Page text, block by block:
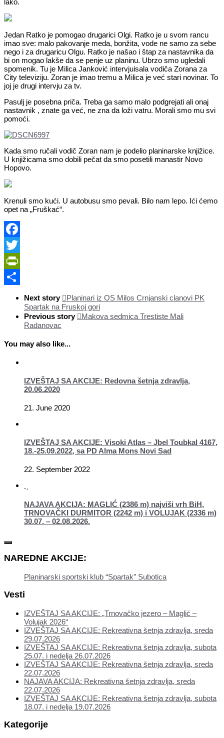
lako.
Jedan Ratko je pomogao drugarici Olgi. Ratko je u svom rancu
imao sve: malo pakovanje meda, bonžita, vode ne samo za sebe
nego i za drugaricu Olgu. Ratko je našao i štap za nastavnika da
bi on mogao lakše da se penje uz planinu. Ubrzo smo ugledali
spomenik. Tu je Milica Janković intervjuisala vodiča Zorana za
City televiziju. Zoran je imao tremu a Milica je već stari novinar. To
joj je drugi intervju za tv.
Pasulj je posebna priča. Treba ga samo malo podgrejati ali onaj
nastavnik , znate ga već, ne zna da loži vatru. Morali smo mu svi
pomoći.
Kada smo ručali vodič Zoran nam je podelio planinarske knjižice.
U knjižicama smo dobili pečat da smo posetili manastir Novo
Hopovo.
Krenuli smo kući. U autobusu smo pevali. Bilo nam lepo. Ići ćemo
opet na „Fruškać“.
Facebook
Twitter
PrintFriendly
Next story
Planinari iz OS Milos Crnjanski clanovi PK
Spartak na Fruskoj gori
Previous story
Makova sedmica Trestiste Mali
Radanovac
You may also like...
IZVEŠTAJ SA AKCIJE: Redovna šetnja zdravlja,
20.06.2020
21. June 2020
IZVEŠTAJ SA AKCIJE: Visoki Atlas – Jbel Toubkal 4167,
18.-25.09.2022, sa PD Alma Mons Novi Sad
22. September 2022
NAJAVA AKCIJA: MAGLIĆ (2386 m) najviši vrh BiH,
TRNOVAČKI DURMITOR (2242 m) i VOLUJAK (2336 m)
30.07. – 02.08.2026.
NAREDNE AKCIJE:
Planinarski sportski klub “Spartak” Subotica
Vesti
IZVEŠTAJ SA AKCIJE: „Trnovačko jezero – Maglić –
Volujak 2026“
IZVEŠTAJ SA AKCIJE: Rekreativna šetnja zdravlja, sreda
29.07.2026
IZVEŠTAJ SA AKCIJE: Rekreativna šetnja zdravlja, subota
25.07. i nedelja 26.07.2026
IZVEŠTAJ SA AKCIJE: Rekreativna šetnja zdravlja, sreda
22.07.2026
NAJAVA AKCIJA: Rekreativna šetnja zdravlja, sreda
22.07.2026
IZVEŠTAJ SA AKCIJE: Rekreativna šetnja zdravlja, subota
18.07. i nedelja 19.07.2026
Kategorije